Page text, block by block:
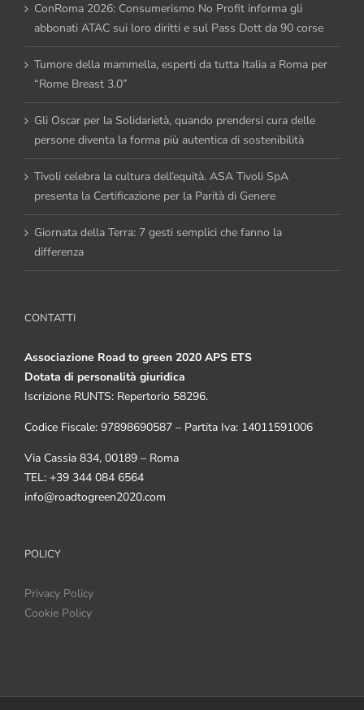
ConRoma 2026: Consumerismo No Profit informa gli
abbonati ATAC sui loro diritti e sul Pass Dott da 90 corse
Tumore della mammella, esperti da tutta Italia a Roma per
“Rome Breast 3.0”
Gli Oscar per la Solidarietà, quando prendersi cura delle
persone diventa la forma più autentica di sostenibilità
Tivoli celebra la cultura dell’equità. ASA Tivoli SpA
presenta la Certificazione per la Parità di Genere
Giornata della Terra: 7 gesti semplici che fanno la
differenza
CONTATTI
Associazione Road to green 2020 APS ETS
Dotata di personalità giuridica
Iscrizione RUNTS: Repertorio 58296.
Codice Fiscale: 97898690587 – Partita Iva: 14011591006
Via Cassia 834, 00189 – Roma
TEL: +39 344 084 6564
info@roadtogreen2020.com
POLICY
Privacy Policy
Cookie Policy